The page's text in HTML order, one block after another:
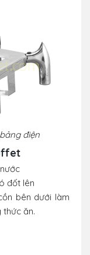
điện
đốt lên
bên dưới làm
ăn.